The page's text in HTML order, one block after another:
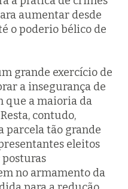
aumentar desde
o poderio bélico de
grande exercício de
a insegurança de
que a maioria da
contudo,
parcela tão grande
eleitos
no armamento da